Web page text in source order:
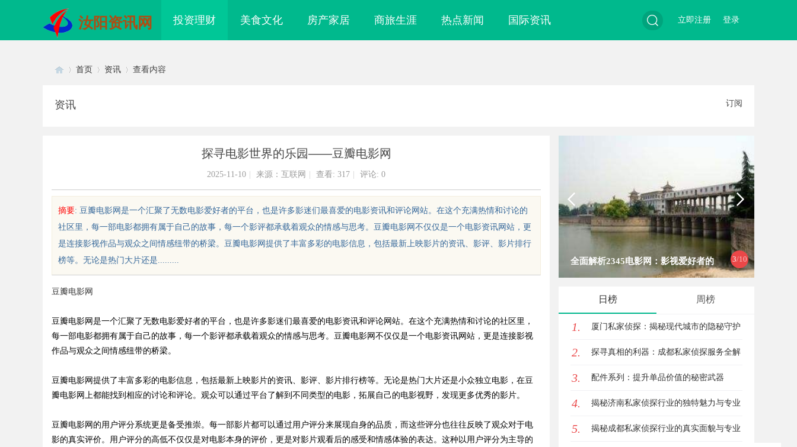
汝阳资讯网 投资理财 美食文化 房产家居 商旅生涯 热点新闻 国际资讯 登录
立即注册
sc
uz
首页 资讯 查看内容
资讯 订阅
探寻电影世界的乐园——豆瓣电影网
2025-11-10 来源：互联网 查看: 317 评论: 0
摘要: 豆瓣电影网是一个汇聚了无数电影爱好者的平台，也是许多影迷们最喜爱的电影资讯和评论网站。在这个充满热情和讨论的
社区里，每一部电影都拥有属于自己的故事，每一个影评都承载着观众的情感与思考。豆瓣电影网不仅仅是一个电影资讯网站，更
是连接影视作品与观众之间情感纽带的桥梁。豆瓣电影网提供了丰富多彩的电影信息，包括最新上映影片的资讯、影评、影片排行
榜等。无论是热门大片还是.........
豆瓣电影网
豆瓣电影网是一个汇聚了无数电影爱好者的平台，也是许多影迷们最喜爱的电影资讯和评论网站。在这个充满热情和讨论的社区里，
每一部电影都拥有属于自己的故事，每一个影评都承载着观众的情感与思考。豆瓣电影网不仅仅是一个电影资讯网站，更是连接影视
作品与观众之间情感纽带的桥梁。
豆瓣电影网提供了丰富多彩的电影信息，包括最新上映影片的资讯、影评、影片排行榜等。无论是热门大片还是小众独立电影，在豆
瓣电影网上都能找到相应的讨论和评论。观众可以通过平台了解到不同类型的电影，拓展自己的电影视野，发现更多优秀的影片。
豆瓣电影网的用户评分系统更是备受推崇。每一部影片都可以通过用户评分来展现自身的品质，而这些评分也往往反映了观众对于电
影的真实评价。用户评分的高低不仅仅是对电影本身的评价，更是对影片观看后的感受和情感体验的表达。这种以用户评分为主导的
3/10
固态硬盘星载存储方案选购指 全面解析2345电影网：影视爱好者的
日榜 周榜
1. 厦门私家侦探：揭秘现代城市的隐秘守护
者
2. 探寻真相的利器：成都私家侦探服务全解
析
3. 配件系列：提升单品价值的秘密武器
4. 揭秘济南私家侦探行业的独特魅力与专业
服务
5. 揭秘成都私家侦探行业的真实面貌与专业